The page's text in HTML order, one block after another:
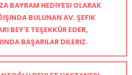
BAYRAM HEDIYESI OLARAK
BULUNAN AV. ŞEFIK
BEY'E TEŞEKKÜR EDER,
BAŞARILAR DILERIZ.